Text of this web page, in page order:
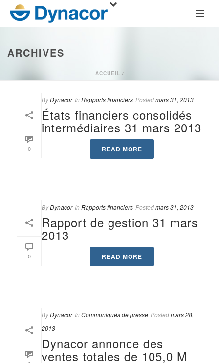
ARCHIVES
ACCUEIL /
0
ByDynacor In Rapports financiers Postedmars 31, 2013
États financiers consolidés
intermédiaires 31 mars 2013
READ MORE
0
ByDynacor In Rapports financiers Postedmars 31, 2013
Rapport de gestion 31 mars
2013
READ MORE
ByDynacor In Communiqués de presse Postedmars 28,
2013
Dynacor annonce des
ventes totales de 105,0 M